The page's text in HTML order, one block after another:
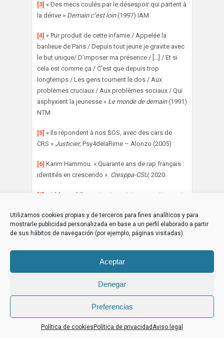
Utilizamos cookies propias y de terceros para fines analíticos y para
mostrarle publicidad personalizada en base a un perfil elaborado a partir
de sus hábitos de navegación (por ejemplo, páginas visitadas).
Aceptar
Denegar
Preferencias
Política de cookies Política de privacidadAviso legal
[3] « Des mecs coulés par le désespoir qui partent à
la dérive » Demain c’est loin(1997) IAM
[4] « Pur produit de cette infamie / Appelée la
banlieue de Paris / Depuis tout jeune je gravite avec
le but unique/ D’imposer ma présence / […] / Et si
cela est comme ça / C’est que depuis trop
longtemps / Les gens tournent le dos / Aux
problèmes cruciaux / Aux problèmes sociaux / Qui
asphyxient la jeunesse » Le monde de demain(1991)
NTM
[5] « Ils répondent à nos SOS, avec des cars de
CRS » Justicier, Psy4delaRime – Alonzo (2005)
[6] Karim Hammou. « Quarante ans de rap français :
identités en crescendo ». Cresppa-CSU, 2020.
[7] « Là les médias entrent en piste, nous attaquent
nous abattre / Nous sommes forcés de nous
défendre, pour ne pas finir à l’abattoir /De répondre
à ces accusations qui sont diffamatoires / Va
savoir à quoi cet acharnement est dû ? »La France
itinéraire d’une polémique(2001) Sniper
« On n’est pas condamné à l’échec, voilà l’chant
(2008) Kery James
[9] « On n’est pas condamnés à l’échec / Pour nous